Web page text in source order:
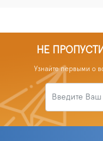
НЕ
Узнайте первыми о